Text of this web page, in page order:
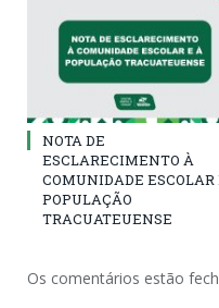
NOTA DE
ESCLARECIMENTO À
COMUNIDADE ESCOLAR
POPULAÇÃO
TRACUATEUENSE
Os comentários estão